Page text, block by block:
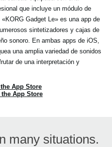
que incluye un módulo de
Gadget Le» es una app de
sintetizadores y cajas de
sonoro. En ambas apps de iOS,
una amplia variedad de sonidos
de una interpretación y
App Store
the App Store
many situations.